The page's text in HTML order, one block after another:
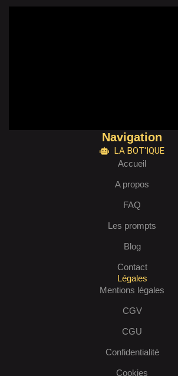
Navigation
LA BOT'IQUE
Accueil
A propos
FAQ
Les prompts
Blog
Contact
Légales
Mentions légales
CGV
CGU
Confidentialité
Cookies